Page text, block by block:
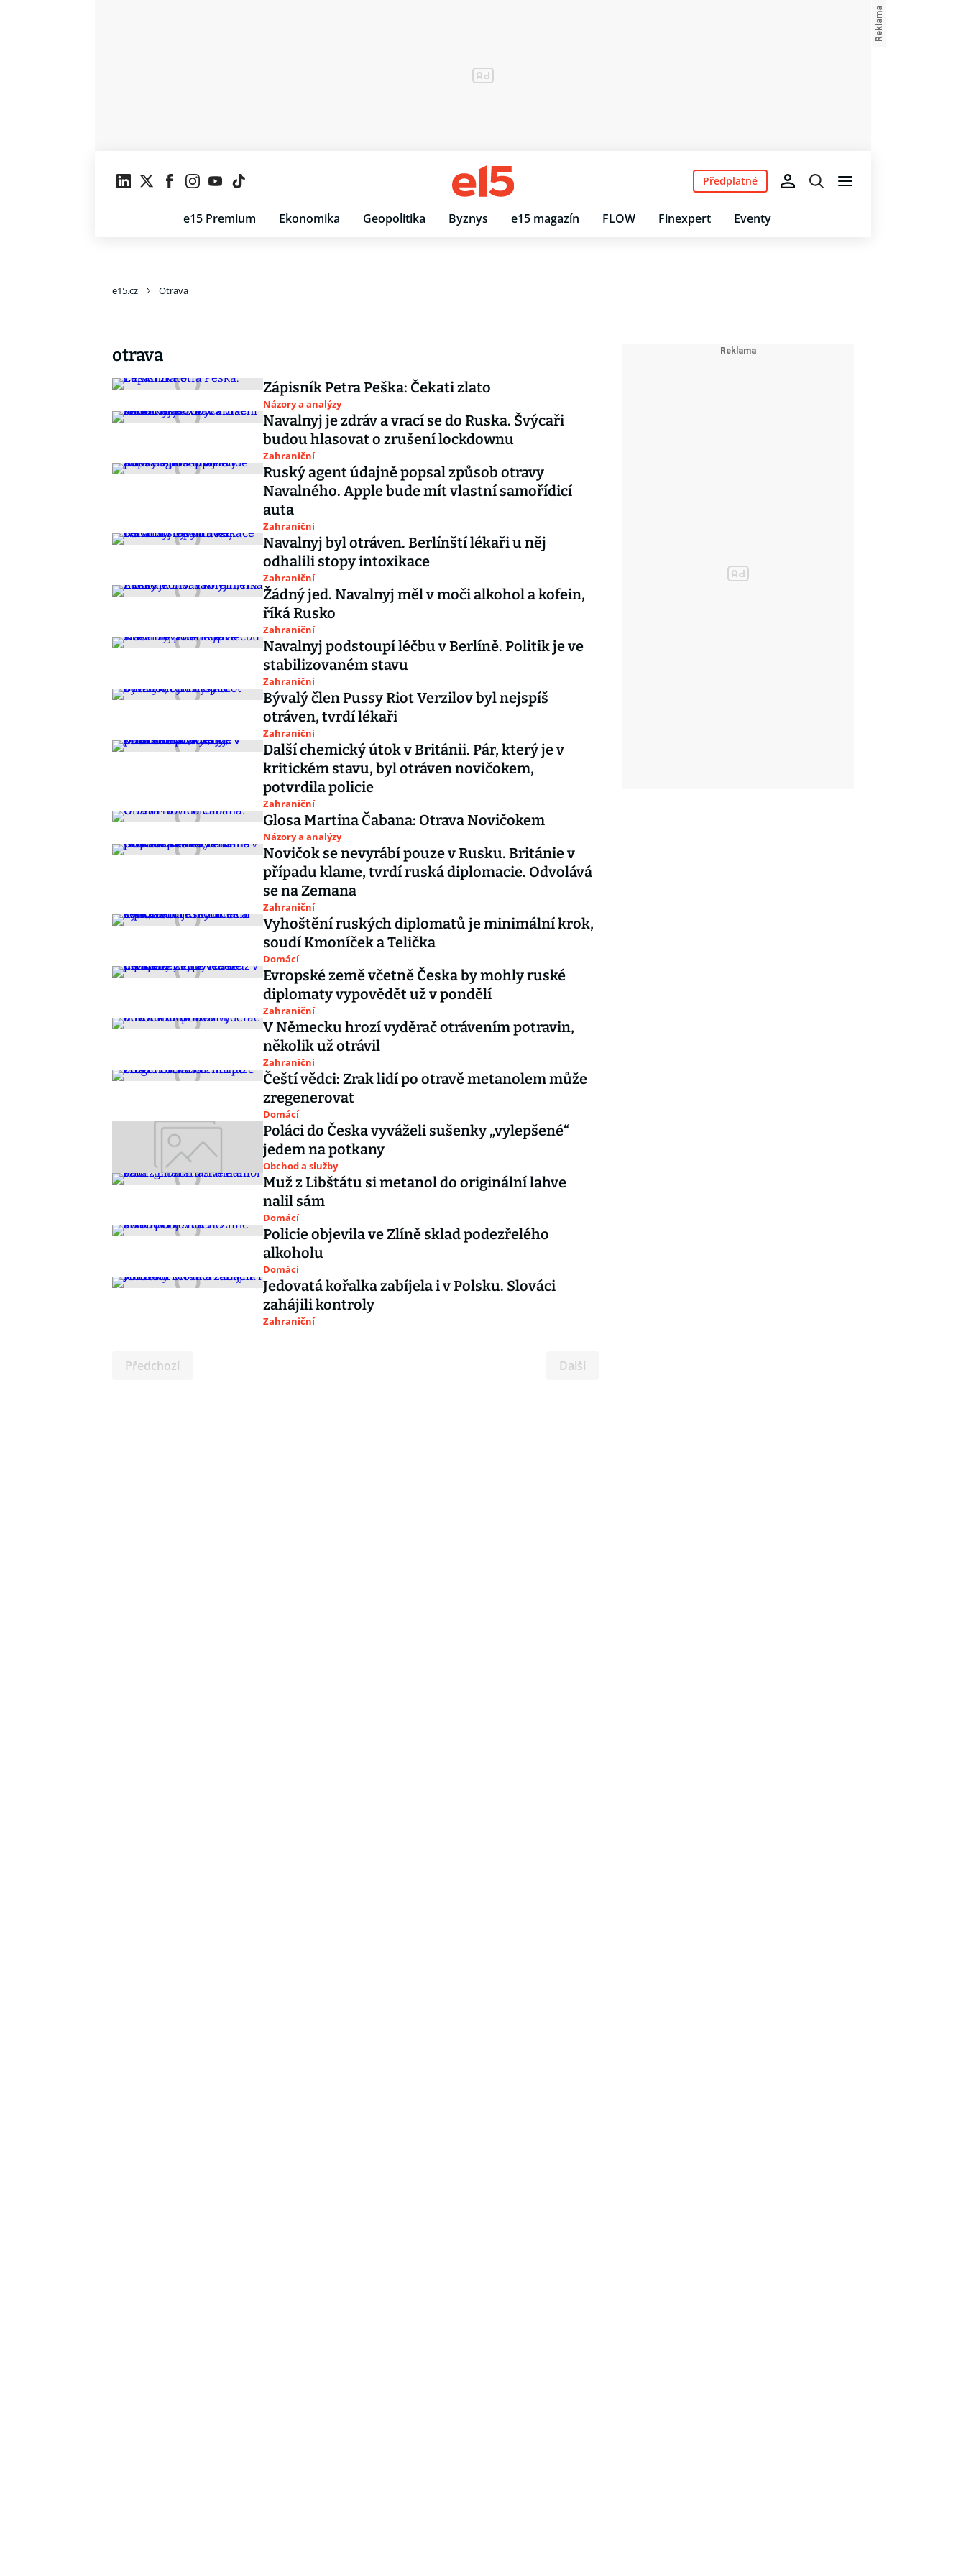
e15 Premium Ekonomika Geopolitika Byznys e15 magazín FLOW Finexpert Eventy
Předplatné
e15.cz Otrava
otrava
Zápisník Petra Peška: Čekati zlato
Názory a analýzy
Navalnyj je zdráv a vrací se do Ruska. Švýcaři
budou hlasovat o zrušení lockdownu
Zahraniční
Ruský agent údajně popsal způsob otravy
Navalného. Apple bude mít vlastní samořídicí
auta
Zahraniční
Navalnyj byl otráven. Berlínští lékaři u něj
odhalili stopy intoxikace
Zahraniční
Žádný jed. Navalnyj měl v moči alkohol a kofein,
říká Rusko
Zahraniční
Navalnyj podstoupí léčbu v Berlíně. Politik je ve
stabilizovaném stavu
Zahraniční
Bývalý člen Pussy Riot Verzilov byl nejspíš
otráven, tvrdí lékaři
Zahraniční
Další chemický útok v Británii. Pár, který je v
kritickém stavu, byl otráven novičokem,
potvrdila policie
Zahraniční
Glosa Martina Čabana: Otrava Novičokem
Názory a analýzy
Novičok se nevyrábí pouze v Rusku. Británie v
případu klame, tvrdí ruská diplomacie. Odvolává
se na Zemana
Zahraniční
Vyhoštění ruských diplomatů je minimální krok,
soudí Kmoníček a Telička
Domácí
Evropské země včetně Česka by mohly ruské
diplomaty vypovědět už v pondělí
Zahraniční
V Německu hrozí vyděrač otrávením potravin,
několik už otrávil
Zahraniční
Čeští vědci: Zrak lidí po otravě metanolem může
zregenerovat
Domácí
Poláci do Česka vyváželi sušenky „vylepšené“
jedem na potkany
Obchod a služby
Muž z Libštátu si metanol do originální lahve
nalil sám
Domácí
Policie objevila ve Zlíně sklad podezřelého
alkoholu
Domácí
Jedovatá kořalka zabíjela i v Polsku. Slováci
zahájili kontroly
Zahraniční
Předchozí Další